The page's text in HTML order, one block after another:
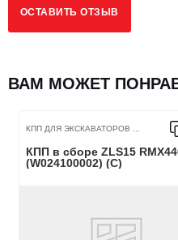
ОСТАВИТЬ ОТЗЫВ
ВАМ МОЖЕТ
КПП ДЛЯ ЭКСКАВАТОРОВ ...
КПП в сборе ZLS15
(W024100002) (С)